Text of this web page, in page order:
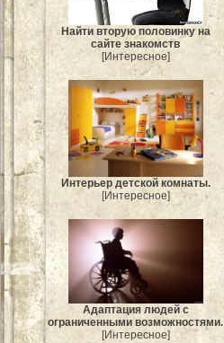
Найти вторую половинку на
сайте знакомств
[Интересное]
Интерьер детской комнаты.
[Интересное]
Адаптация людей с
ограниченными возможностями.
[Интересное]